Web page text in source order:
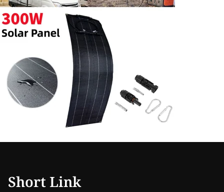
Short Link